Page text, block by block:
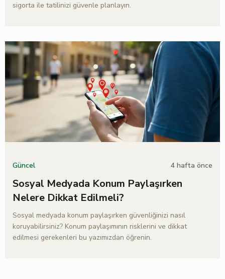
sigorta ile tatilinizi güvenle planlayın.
Güncel 4 hafta önce
Sosyal Medyada Konum Paylaşırken
Nelere Dikkat Edilmeli?
Sosyal medyada konum paylaşırken güvenliğinizi nasıl
koruyabilirsiniz? Konum paylaşımının risklerini ve dikkat
edilmesi gerekenleri bu yazımızdan öğrenin.